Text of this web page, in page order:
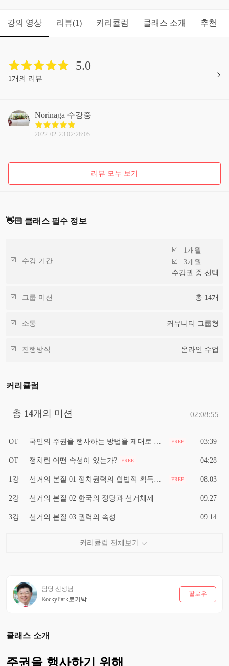
강의 영상 리뷰(1) 커리큘럼 클래스 소개 추천
5.0
1개의 리뷰
Norinaga 수강중
2022-02-23 02:28:05
리뷰 모두 보기
👋🏻 클래스 필수 정보
수강 기간
1개월
3개월
수강권 중 선택
그룹 미션 총 14개
소통 커뮤니티 그룹형
진행방식 온라인 수업
커리큘럼
총 14개의 미션 02:08:55
OT FREE 03:39
OT 정치란 어떤 속성이 있는가? FREE 04:28
1강 FREE 08:03
2강 선거의 본질 02 한국의 정당과 선거체제 09:27
3강 선거의 본질 03 권력의 속성 09:14
담당 선생님
RockyPark로키박
팔로우
클래스 소개
주권을 행사하기 위해